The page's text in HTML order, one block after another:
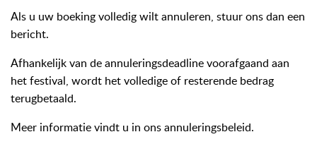
Als u uw boeking volledig wilt annuleren, stuur ons dan een
bericht.
Afhankelijk van de annuleringsdeadline voorafgaand aan
het festival, wordt het volledige of resterende bedrag
terugbetaald.
Meer informatie vindt u in ons annuleringsbeleid.